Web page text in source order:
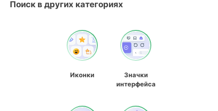
Поиск в других категориях
Иконки
Значки
интерфейса